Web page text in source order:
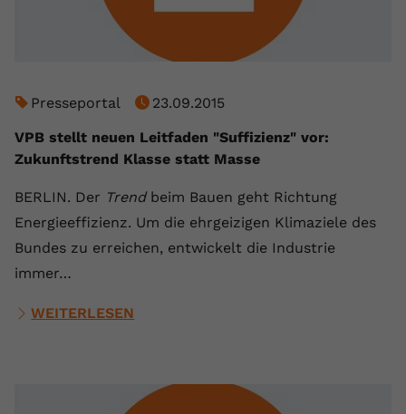
Presseportal
23.09.2015
VPB stellt neuen Leitfaden "Suffizienz" vor:
Zukunftstrend Klasse statt Masse
BERLIN. Der Trendbeim Bauen geht Richtung
Energieeffizienz. Um die ehrgeizigen Klimaziele des
Bundes zu erreichen, entwickelt die Industrie
immer…
WEITERLESEN